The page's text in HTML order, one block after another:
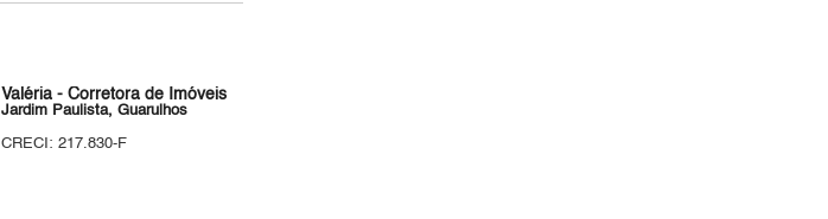
Valéria - Corretora de Imóveis
Jardim Paulista, Guarulhos
CRECI: 217.830-F